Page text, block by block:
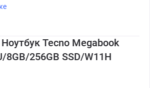
Tecno Megabook
8GB/256GB SSD/W11H